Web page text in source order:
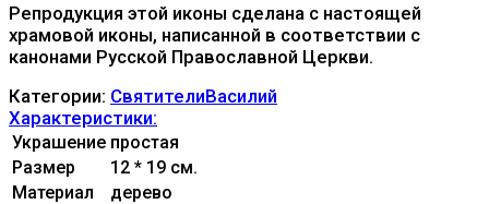
Репродукция этой иконы сделана с настоящей
храмовой иконы, написанной в соответствии с
канонами Русской Православной Церкви.
Категории: СвятителиВасилий
Характеристики:
Украшение простая
Размер
12 * 19 см.
Материал
дерево